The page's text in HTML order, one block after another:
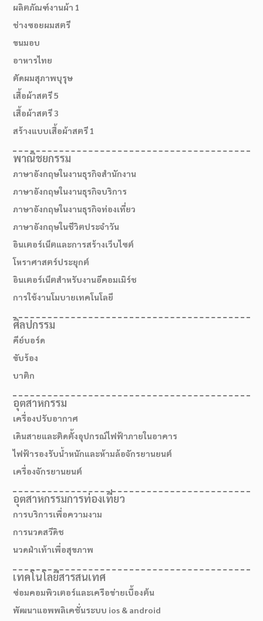
ผลิตภัณฑ์งานผ้า 1
ช่างซอยผมสตรี
ขนมอบ
อาหารไทย
ตัดผมสุภาพบุรุษ
เสื้อผ้าสตรี 5
เสื้อผ้าสตรี 3
สร้างแบบเสื้อผ้าสตรี 1
พาณิชยกรรม
ภาษาอังกฤษในงานธุรกิจสำนักงาน
ภาษาอังกฤษในงานธุรกิจบริการ
ภาษาอังกฤษในงานธุรกิจท่องเที่ยว
ภาษาอังกฤษในชีวิตประจำวัน
อินเตอร์เน็ตและการสร้างเว็บไซต์
โหราศาสตร์ประยุกต์
อินเตอร์เน็ตสำหรับงานอีคอมเมิร์ช
การใช้งานโมบายเทคโนโลยี
ศิลปกรรม
คีย์บอร์ด
ขับร้อง
บาติก
อุตสาหกรรม
เครื่องปรับอากาศ
เดินสายและติดตั้งอุปกรณ์ไฟฟ้าภายในอาคาร
ไฟฟ้ารองรับน้ำหนักและห้ามล้อจักรยานยนต์
เครื่องจักรยานยนต์
อุตสาหกรรมการท่องเที่ยว
การบริการเพื่อความงาม
การนวดสวีดิช
นวดฝ่าเท้าเพื่อสุขภาพ
เทคโนโลยีสารสนเทศ
ซ่อมคอมพิวเตอร์และเครือข่ายเบื้องต้น
พัฒนาแอพพลิเคชั่นระบบ ios & android